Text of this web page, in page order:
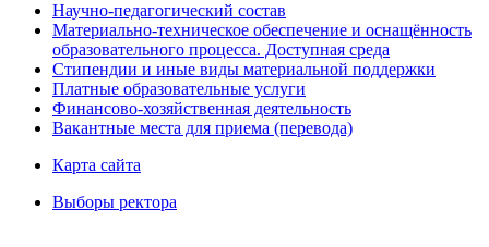
Научно-педагогический состав
Материально-техническое обеспечение и оснащённость
образовательного процесса. Доступная среда
Стипендии и иные виды материальной поддержки
Платные образовательные услуги
Финансово-хозяйственная деятельность
Вакантные места для приема (перевода)
Карта сайта
Выборы ректора